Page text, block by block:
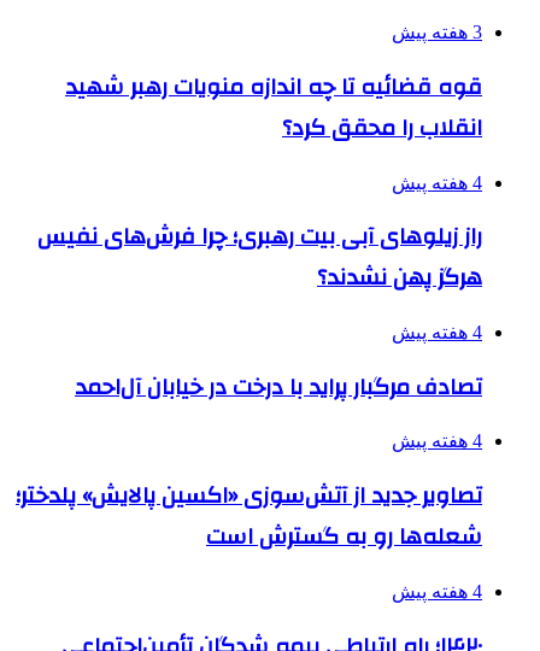
3 هفته پیش
قوه قضائیه تا چه اندازه منویات رهبر شهید
انقلاب را محقق کرد؟
4 هفته پیش
راز زیلوهای آبی بیت رهبری؛ چرا فرش‌های نفیس
هرگز پهن نشدند؟
4 هفته پیش
تصادف مرگبار پراید با درخت در خیابان آل‌احمد
4 هفته پیش
تصاویر جدید از آتش‌سوزی «اکسین پالایش» پلدختر؛
شعله‌ها رو به گسترش است
4 هفته پیش